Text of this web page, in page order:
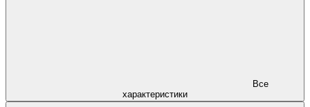
характеристики